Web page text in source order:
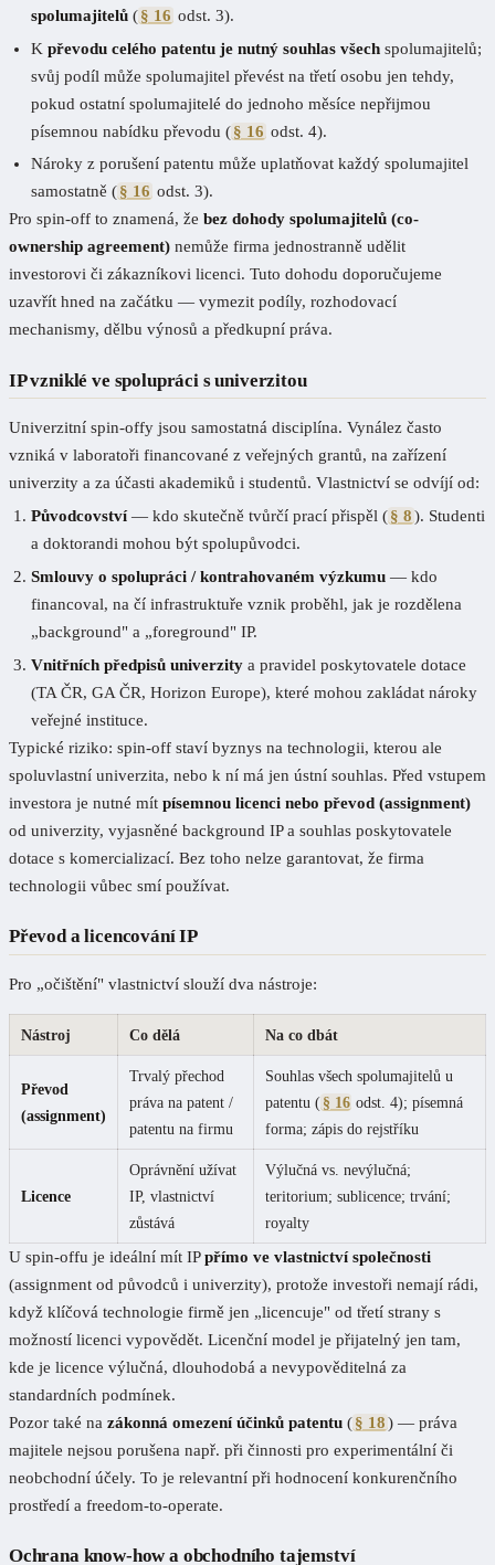
spolumajitelů (§ 16 odst. 3).
K převodu celého patentu je nutný souhlas všech spolumajitelů;
svůj podíl může spolumajitel převést na třetí osobu jen tehdy,
pokud ostatní spolumajitelé do jednoho měsíce nepřijmou
písemnou nabídku převodu (§ 16 odst. 4).
Nároky z porušení patentu může uplatňovat každý spolumajitel
samostatně (§ 16 odst. 3).
Pro spin-off to znamená, že bez dohody spolumajitelů (co-
ownership agreement) nemůže firma jednostranně udělit
investorovi či zákazníkovi licenci. Tuto dohodu doporučujeme
uzavřít hned na začátku — vymezit podíly, rozhodovací
mechanismy, dělbu výnosů a předkupní práva.
IP vzniklé ve spolupráci s univerzitou
Univerzitní spin-offy jsou samostatná disciplína. Vynález často
vzniká v laboratoři financované z veřejných grantů, na zařízení
univerzity a za účasti akademiků i studentů. Vlastnictví se odvíjí od:
Původcovství— kdo skutečně tvůrčí prací přispěl (§ 8). Studenti
a doktorandi mohou být spolupůvodci.
Smlouvy o spolupráci / kontrahovaném výzkumu — kdo
financoval, na čí infrastruktuře vznik proběhl, jak je rozdělena
„background" a „foreground" IP.
Vnitřních předpisů univerzity a pravidel poskytovatele dotace
(TA ČR, GA ČR, Horizon Europe), které mohou zakládat nároky
veřejné instituce.
Typické riziko: spin-off staví byznys na technologii, kterou ale
spoluvlastní univerzita, nebo k ní má jen ústní souhlas. Před vstupem
investora je nutné mít písemnou licenci nebo převod (assignment)
od univerzity, vyjasněné background IP a souhlas poskytovatele
dotace s komercializací. Bez toho nelze garantovat, že firma
technologii vůbec smí používat.
Převod a licencování IP
Pro „očištění" vlastnictví slouží dva nástroje:
Nástroj Co dělá Na co dbát
Převod
(assignment)
Trvalý přechod
práva na patent /
patentu na firmu
Souhlas všech spolumajitelů u
patentu ( § 16 odst. 4); písemná
forma; zápis do rejstříku
Licence
Oprávnění užívat
IP, vlastnictví
zůstává
Výlučná vs. nevýlučná;
teritorium; sublicence; trvání;
royalty
U spin-offu je ideální mít IPpřímo ve vlastnictví společnosti
(assignment od původců i univerzity), protože investoři nemají rádi,
když klíčová technologie firmě jen „licencuje" od třetí strany s
možností licenci vypovědět. Licenční model je přijatelný jen tam,
kde je licence výlučná, dlouhodobá a nevypověditelná za
standardních podmínek.
Pozor také na zákonná omezení účinků patentu (§ 18) — práva
majitele nejsou porušena např. při činnosti pro experimentální či
neobchodní účely. To je relevantní při hodnocení konkurenčního
prostředí a freedom-to-operate.
Ochrana know-how a obchodního tajemství